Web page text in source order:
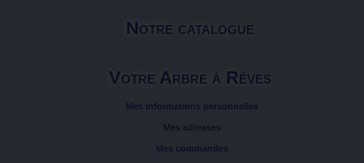
Notre catalogue
Votre Arbre à Rêves
Mes informations personnelles
Mes adresses
Mes commandes